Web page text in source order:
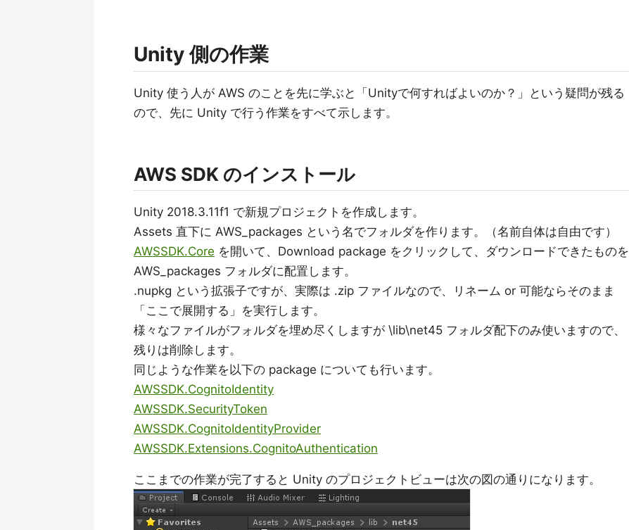
Unity 側の作業
Unity 使う人が AWS のことを先に学ぶと「Unityで何すればよいのか？」という疑問が残る
ので、先に Unity で行う作業をすべて示します。
AWS SDK のインストール
Unity 2018.3.11f1 で新規プロジェクトを作成します。
Assets 直下に AWS_packages という名でフォルダを作ります。（名前自体は自由です）
AWSSDK.Core を開いて、Download package をクリックして、ダウンロードできたものを
AWS_packages フォルダに配置します。
.nupkg という拡張子ですが、実際は .zip ファイルなので、リネーム or 可能ならそのまま
「ここで展開する」を実行します。
様々なファイルがフォルダを埋め尽くしますが \lib\net45 フォルダ配下のみ使いますので、
残りは削除します。
同じような作業を以下の package についても行います。
AWSSDK.CognitoIdentity
AWSSDK.SecurityToken
AWSSDK.CognitoIdentityProvider
AWSSDK.Extensions.CognitoAuthentication
ここまでの作業が完了すると Unity のプロジェクトビューは次の図の通りになります。